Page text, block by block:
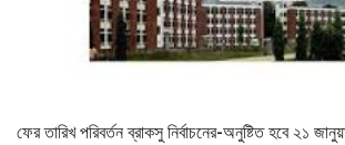
ফের তারিখ পরিবর্তন ব্রাকসু নির্বাচনের-অনুষ্টিত হবে ২১